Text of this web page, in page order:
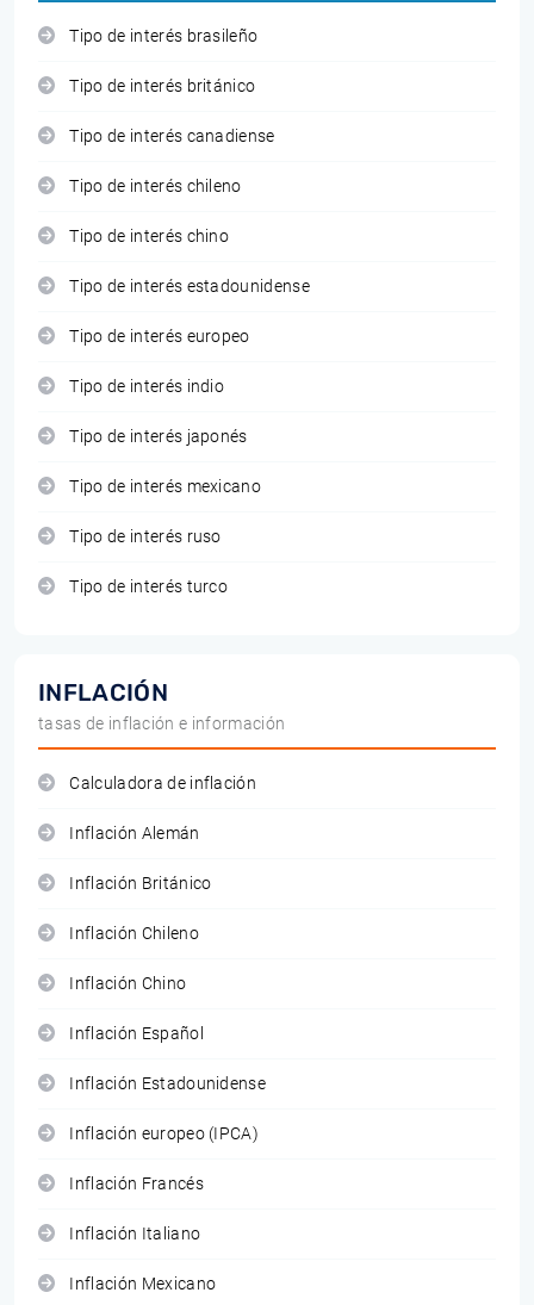
Tipo de interés brasileño
Tipo de interés británico
Tipo de interés canadiense
Tipo de interés chileno
Tipo de interés chino
Tipo de interés estadounidense
Tipo de interés europeo
Tipo de interés indio
Tipo de interés japonés
Tipo de interés mexicano
Tipo de interés ruso
Tipo de interés turco
INFLACIÓN
tasas de inflación e información
Calculadora de inflación
Inflación Alemán
Inflación Británico
Inflación Chileno
Inflación Chino
Inflación Español
Inflación Estadounidense
Inflación europeo (IPCA)
Inflación Francés
Inflación Italiano
Inflación Mexicano